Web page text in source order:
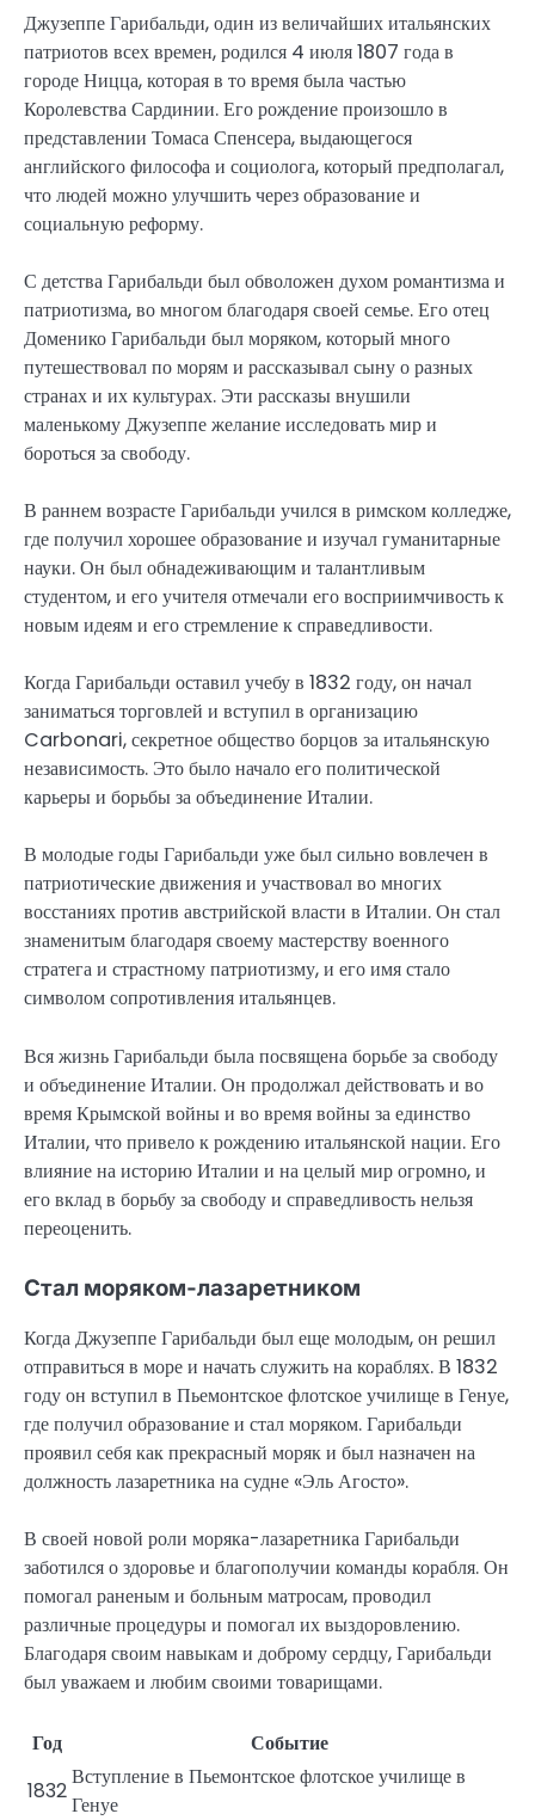
Джузеппе Гарибальди, один из величайших итальянских
патриотов всех времен, родился 4 июля 1807 года в
городе Ницца, которая в то время была частью
Королевства Сардинии. Его рождение произошло в
представлении Томаса Спенсера, выдающегося
английского философа и социолога, который предполагал,
что людей можно улучшить через образование и
социальную реформу.
С детства Гарибальди был обволожен духом романтизма и
патриотизма, во многом благодаря своей семье. Его отец
Доменико Гарибальди был моряком, который много
путешествовал по морям и рассказывал сыну о разных
странах и их культурах. Эти рассказы внушили
маленькому Джузеппе желание исследовать мир и
бороться за свободу.
В раннем возрасте Гарибальди учился в римском колледже,
где получил хорошее образование и изучал гуманитарные
науки. Он был обнадеживающим и талантливым
студентом, и его учителя отмечали его восприимчивость к
новым идеям и его стремление к справедливости.
Когда Гарибальди оставил учебу в 1832 году, он начал
заниматься торговлей и вступил в организацию
Carbonari, секретное общество борцов за итальянскую
независимость. Это было начало его политической
карьеры и борьбы за объединение Италии.
В молодые годы Гарибальди уже был сильно вовлечен в
патриотические движения и участвовал во многих
восстаниях против австрийской власти в Италии. Он стал
знаменитым благодаря своему мастерству военного
стратега и страстному патриотизму, и его имя стало
символом сопротивления итальянцев.
Вся жизнь Гарибальди была посвящена борьбе за свободу
и объединение Италии. Он продолжал действовать и во
время Крымской войны и во время войны за единство
Италии, что привело к рождению итальянской нации. Его
влияние на историю Италии и на целый мир огромно, и
его вклад в борьбу за свободу и справедливость нельзя
переоценить.
Стал моряком-лазаретником
Когда Джузеппе Гарибальди был еще молодым, он решил
отправиться в море и начать служить на кораблях. В 1832
году он вступил в Пьемонтское флотское училище в Генуе,
где получил образование и стал моряком. Гарибальди
проявил себя как прекрасный моряк и был назначен на
должность лазаретника на судне «Эль Агосто».
В своей новой роли моряка-лазаретника Гарибальди
заботился о здоровье и благополучии команды корабля. Он
помогал раненым и больным матросам, проводил
различные процедуры и помогал их выздоровлению.
Благодаря своим навыкам и доброму сердцу, Гарибальди
был уважаем и любим своими товарищами.
Год
Событие
1832
Вступление в Пьемонтское флотское училище в
Генуе